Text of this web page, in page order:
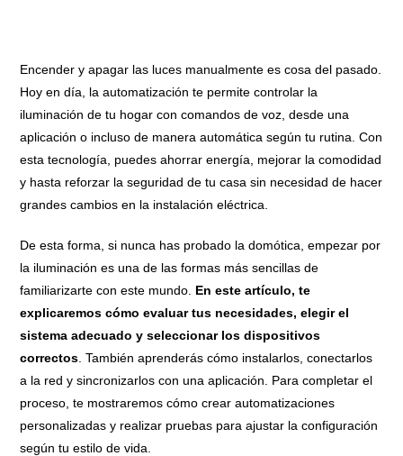
Encender y apagar las luces manualmente es cosa del pasado.
Hoy en día, la automatización te permite controlar la
iluminación de tu hogar con comandos de voz, desde una
aplicación o incluso de manera automática según tu rutina. Con
esta tecnología, puedes ahorrar energía, mejorar la comodidad
y hasta reforzar la seguridad de tu casa sin necesidad de hacer
grandes cambios en la instalación eléctrica.
De esta forma, si nunca has probado la domótica, empezar por
la iluminación es una de las formas más sencillas de
familiarizarte con este mundo. En este artículo, te
explicaremos cómo evaluar tus necesidades, elegir el
sistema adecuado y seleccionar los dispositivos
correctos . También aprenderás cómo instalarlos, conectarlos
a la red y sincronizarlos con una aplicación. Para completar el
proceso, te mostraremos cómo crear automatizaciones
personalizadas y realizar pruebas para ajustar la configuración
según tu estilo de vida.